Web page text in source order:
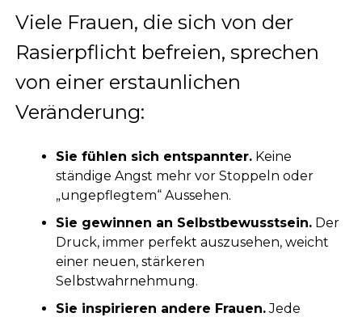
Viele Frauen, die sich von der
Rasierpflicht befreien, sprechen
von einer erstaunlichen
Veränderung:
Sie fühlen sich entspannter.Keine
ständige Angst mehr vor Stoppeln oder
„ungepflegtem“ Aussehen.
Sie gewinnen an Selbstbewusstsein.Der
Druck, immer perfekt auszusehen, weicht
einer neuen, stärkeren
Selbstwahrnehmung.
Sie inspirieren andere Frauen.Jede